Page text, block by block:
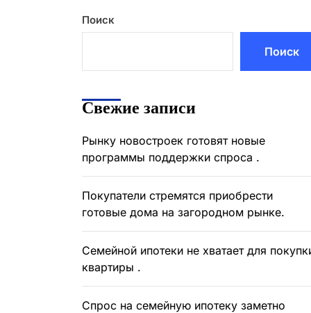
Поиск
Поиск
Свежие записи
Рынку новостроек готовят новые
программы поддержки спроса .
Покупатели стремятся приобрести
готовые дома на загородном рынке.
Семейной ипотеки не хватает для
квартиры .
Спрос на семейную ипотеку заметно